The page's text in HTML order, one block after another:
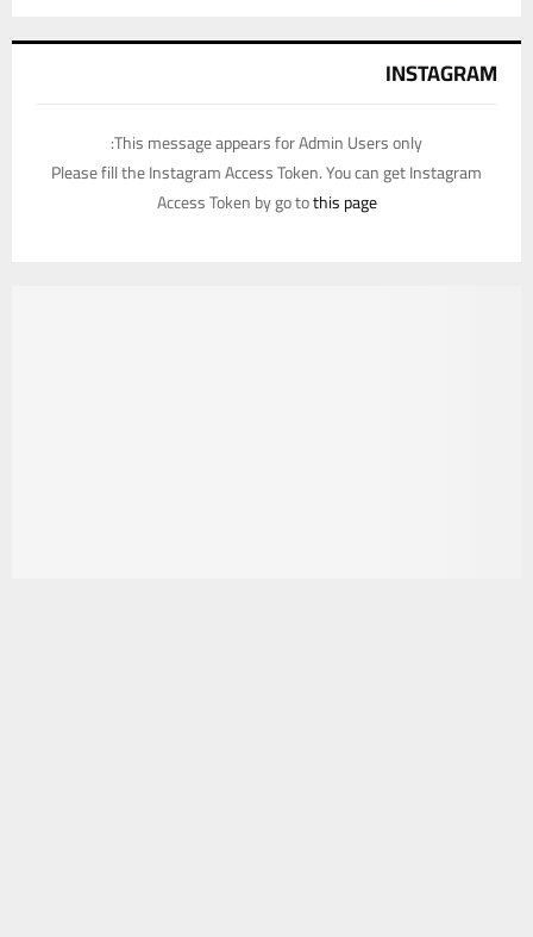
INSTAGRAM
This message appears for Admin Users only:
Please fill the Instagram Access Token. You can get Instagram
Access Token by go tothis page